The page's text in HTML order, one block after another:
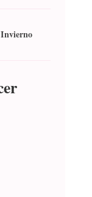
Invierno